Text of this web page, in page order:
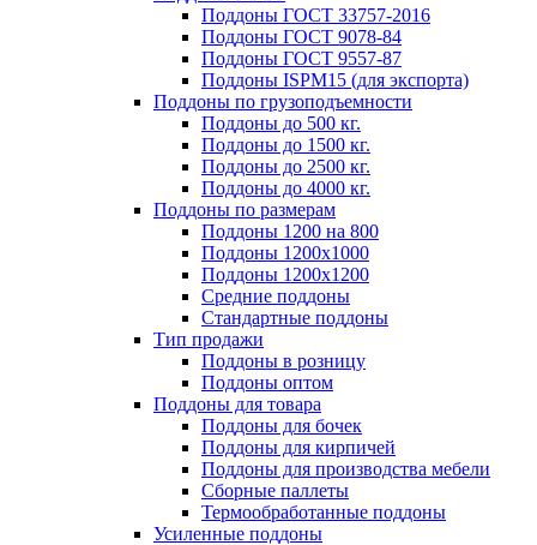
Поддоны ГОСТ 33757-2016
Поддоны ГОСТ 9078-84
Поддоны ГОСТ 9557-87
Поддоны ISPM15 (для экспорта)
Поддоны по грузоподъемности
Поддоны до 500 кг.
Поддоны до 1500 кг.
Поддоны до 2500 кг.
Поддоны до 4000 кг.
Поддоны по размерам
Поддоны 1200 на 800
Поддоны 1200х1000
Поддоны 1200х1200
Средние поддоны
Стандартные поддоны
Тип продажи
Поддоны в розницу
Поддоны оптом
Поддоны для товара
Поддоны для бочек
Поддоны для кирпичей
Поддоны для производства мебели
Сборные паллеты
Термообработанные поддоны
Усиленные поддоны